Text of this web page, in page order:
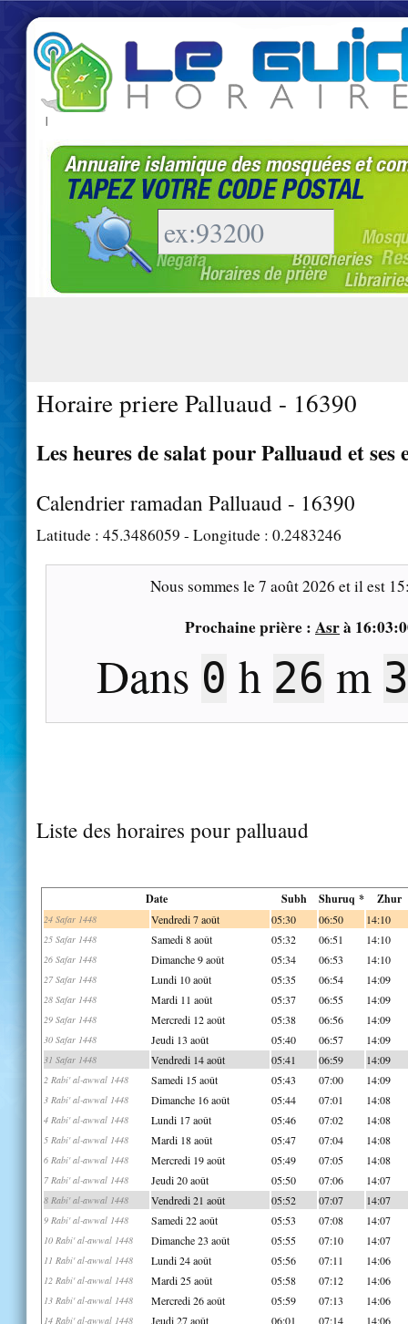
|
Horaire priere Palluaud - 16390
Les heures de salat pour Palluaud et ses
Calendrier ramadan Palluaud - 16390
Latitude : 45.3486059 - Longitude : 0.2483246
Nous sommes le7 août 2026 et il est
Prochaine prière : Asrà
Dans 0 h 26 m
Liste des horaires pour palluaud
Date Subh Shuruq * Zhur
24 Safar 1448 Vendredi 7 août 05:30 06:50 14:10
25 Safar 1448 Samedi 8 août 05:32 06:51 14:10
26 Safar 1448 Dimanche 9 août 05:34 06:53 14:10
27 Safar 1448 Lundi 10 août 05:35 06:54 14:09
28 Safar 1448 Mardi 11 août 05:37 06:55 14:09
29 Safar 1448 Mercredi 12 août 05:38 06:56 14:09
30 Safar 1448 Jeudi 13 août 05:40 06:57 14:09
31 Safar 1448 Vendredi 14 août 05:41 06:59 14:09
2 Rabi' al-awwal 1448 Samedi 15 août 05:43 07:00 14:09
3 Rabi' al-awwal 1448 Dimanche 16 août 05:44 07:01 14:08
4 Rabi' al-awwal 1448 Lundi 17 août 05:46 07:02 14:08
5 Rabi' al-awwal 1448 Mardi 18 août 05:47 07:04 14:08
6 Rabi' al-awwal 1448 Mercredi 19 août 05:49 07:05 14:08
7 Rabi' al-awwal 1448 Jeudi 20 août 05:50 07:06 14:07
8 Rabi' al-awwal 1448 Vendredi 21 août 05:52 07:07 14:07
9 Rabi' al-awwal 1448 Samedi 22 août 05:53 07:08 14:07
10 Rabi' al-awwal 1448 Dimanche 23 août 05:55 07:10 14:07
11 Rabi' al-awwal 1448 Lundi 24 août 05:56 07:11 14:06
12 Rabi' al-awwal 1448 Mardi 25 août 05:58 07:12 14:06
13 Rabi' al-awwal 1448 Mercredi 26 août 05:59 07:13 14:06
14 Rabi' al-awwal 1448 Jeudi 27 août 06:01 07:14 14:06